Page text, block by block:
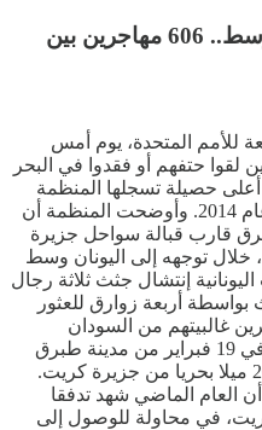
2026 يبدأ بأعلى وفيات بالمتوسط.. 606 مهاجرين بين
للأمم المتحدة، يوم أمس
ما لا يقل عن 606 مهاجرين لقوا حتفهم أو فقدوا في البحر
مطلع عام 2026، في أعلى حصيلة تسجلها المنظمة
لهذه الفترة منذ بدء توثيق البيانات عام 2014. وأوضحت المنظمة أن
بعد غرق قارب قبالة سواحل جزيرة
خلال توجهه إلى اليونان وسط
إنتشال جثث ثلاثة رجال
أربعة زوارق للعثور
غالبيتهم من السودان
ومصر، وبينهم أربعة قصر. وإنطلق في 19 فبراير من مدينة طبرق
الليبية، قبل أن يغرق على بعد نحو 20 ميلا بحريا من جزيرة كريت.
العام الماضي شهد تدفقا
كريت، في محاولة للوصول إلى